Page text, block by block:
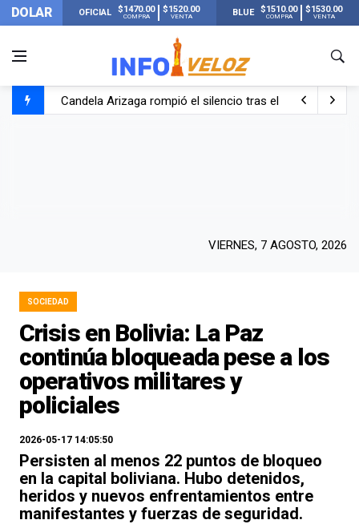
DOLAR OFICIAL $1470.00
COMPRA
$1520.00
VENTA BLUE $1510.00
COMPRA
$1530.00
VENTA
Candela Arizaga rompió el silencio tras el incidente con
VIERNES, 7 AGOSTO, 2026
SOCIEDAD
Crisis en Bolivia: La Paz
continúa bloqueada pese a los
operativos militares y
policiales
2026-05-17 14:05:50
Persisten al menos 22 puntos de bloqueo
en la capital boliviana. Hubo detenidos,
heridos y nuevos enfrentamientos entre
manifestantes y fuerzas de seguridad.